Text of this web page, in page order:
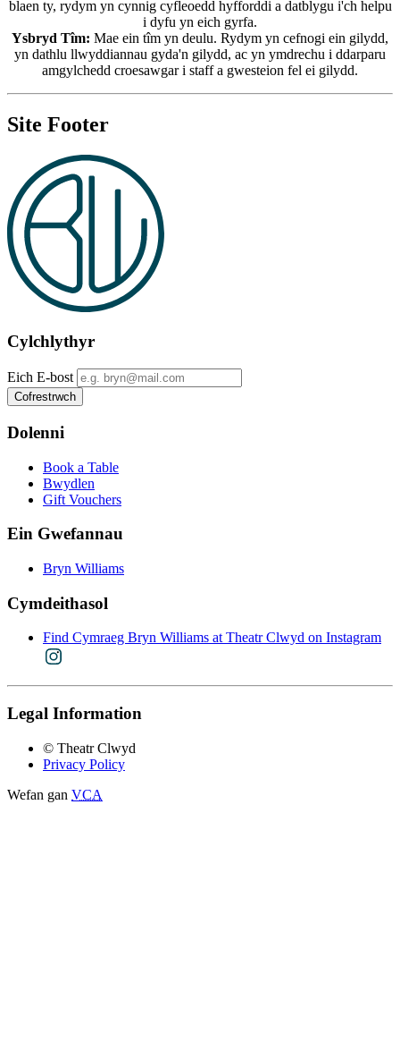
blaen ty, rydym yn cynnig cyfleoedd hyfforddi a datblygu i'ch helpu
i dyfu yn eich gyrfa.
Ysbryd Tîm: Mae ein tîm yn deulu. Rydym yn cefnogi ein gilydd,
yn dathlu llwyddiannau gyda'n gilydd, ac yn ymdrechu i ddarparu
amgylchedd croesawgar i staff a gwesteion fel ei gilydd.
Site Footer
Cylchlythyr
Eich E-bost
Dolenni
Book a Table
Bwydlen
Gift Vouchers
Ein Gwefannau
Bryn Williams
Cymdeithasol
Find Cymraeg Bryn Williams at Theatr Clwyd on Instagram
Legal Information
© Theatr Clwyd
Privacy Policy
Wefan gan VCA